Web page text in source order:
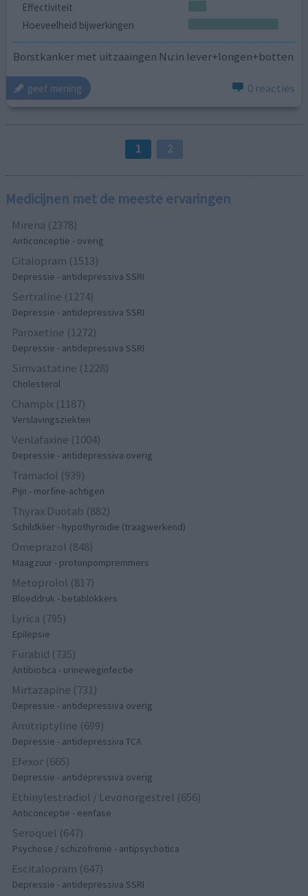
Effectiviteit
Hoeveelheid bijwerkingen
Borstkanker met uitzaaingen Nu:in lever+longen+botten
geef mening 0 reacties
1 2
Medicijnen met de meeste ervaringen
Mirena (2378)
Anticonceptie - overig
Citalopram (1513)
Depressie - antidepressiva SSRI
Sertraline (1274)
Depressie - antidepressiva SSRI
Paroxetine (1272)
Depressie - antidepressiva SSRI
Simvastatine (1228)
Cholesterol
Champix (1187)
Verslavingsziekten
Venlafaxine (1004)
Depressie - antidepressiva overig
Tramadol (939)
Pijn - morfine-achtigen
Thyrax Duotab (882)
Schildklier - hypothyroidie (traagwerkend)
Omeprazol (848)
Maagzuur - protonpompremmers
Metoprolol (817)
Bloeddruk - betablokkers
Lyrica (795)
Epilepsie
Furabid (735)
Antibiotica - urineweginfectie
Mirtazapine (731)
Depressie - antidepressiva overig
Amitriptyline (699)
Depressie - antidepressiva TCA
Efexor (665)
Depressie - antidepressiva overig
Ethinylestradiol / Levonorgestrel (656)
Anticonceptie - eenfase
Seroquel (647)
Psychose / schizofrenie - antipsychotica
Escitalopram (647)
Depressie - antidepressiva SSRI